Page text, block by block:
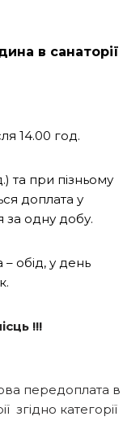
в санаторії
14.00 год.
та при пізньому
доплата у
за одну добу.
обід, у день
!!!
передоплата в
згідно категорії